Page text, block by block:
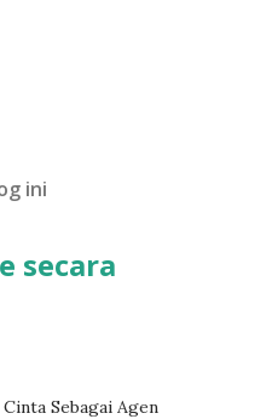
ini
secara
Sebagai Agen